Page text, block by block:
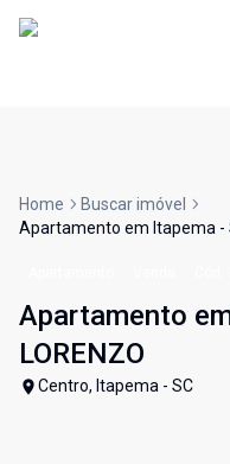
Home
Buscar imóvel
Apartamento em Itapema -
Apartamento
LORENZO
Centro, Itapema - SC